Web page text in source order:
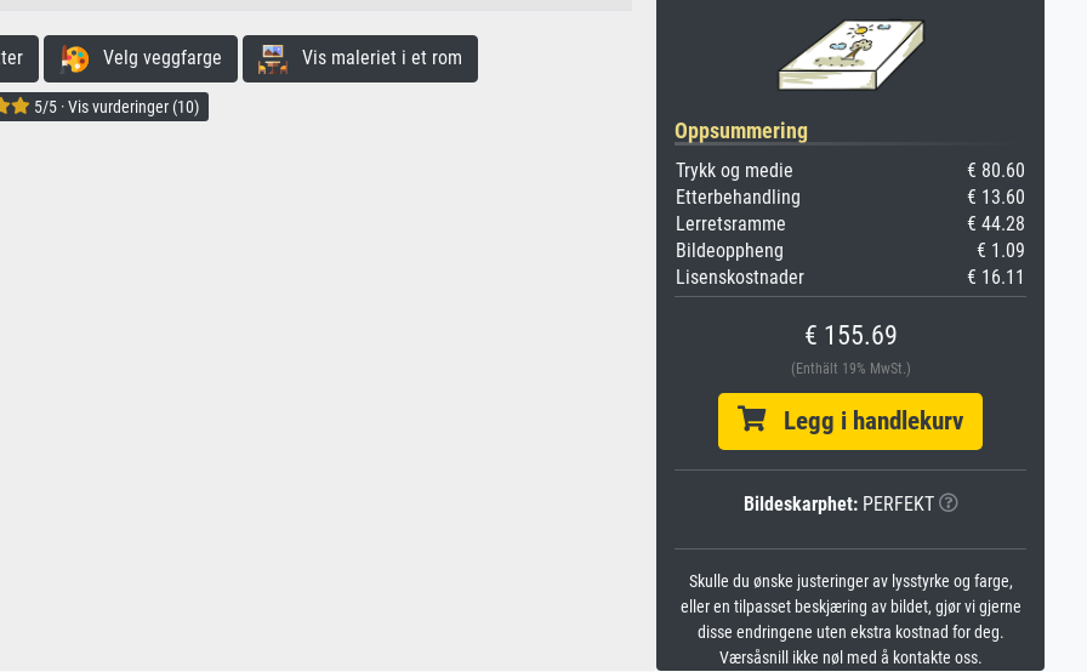
Velg veggfarge Vis maleriet i et rom
5/5 · Vis vurderinger (10)
Oppsummering
Trykk og medie
€ 80.60
Etterbehandling
€ 13.60
Lerretsramme
€ 44.28
Bildeoppheng
€ 1.09
Lisenskostnader
€ 16.11
€ 155.69
(Enthält 19% MwSt.)
Legg i handlekurv
Bildeskarphet:PERFEKT
Skulle du ønske justeringer av lysstyrke og farge,
eller en tilpasset beskjæring av bildet, gjør vi gjerne
disse endringene uten ekstra kostnad for deg.
Værsåsnill ikke nøl med å kontakte oss.